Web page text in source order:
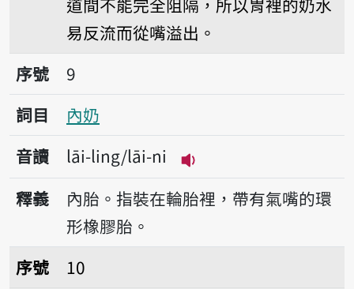
道間不能完全阻隔，所以胃裡的奶水
易反流而從嘴溢出。
序號9內奶
序號
9
詞目
內奶
音讀
lāi-ling/lāi-ni
播放音讀lāi-ling/lāi-ni
釋義
內胎。指裝在輪胎裡，帶有氣嘴的環
形橡膠胎。
序號10奶母
序號
10